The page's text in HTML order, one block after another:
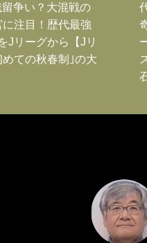
争い？大混戦の
注目！歴代最強
Jリーグから【Jリ
ての秋春制｣の大